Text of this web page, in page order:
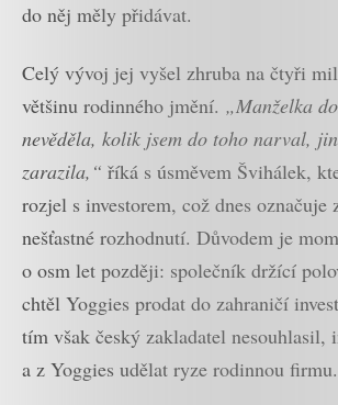
do něj měly přidávat.
Celý vývoj jej vyšel zhruba na čtyři
většinu rodinného jmění. „Manželka
nevěděla, kolik jsem do toho narval,
zarazila,“ říká s úsměvem Švihálek,
rozjel s investorem, což dnes označuje
nešťastné rozhodnutí. Důvodem je
o osm let později: společník držící
chtěl Yoggies prodat do zahraničí
tím však český zakladatel nesouhlasil,
a z Yoggies udělat ryze rodinnou firmu.